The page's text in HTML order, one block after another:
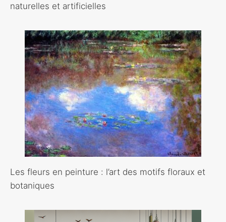
naturelles et artificielles
Les fleurs en peinture : l’art des motifs floraux et
botaniques